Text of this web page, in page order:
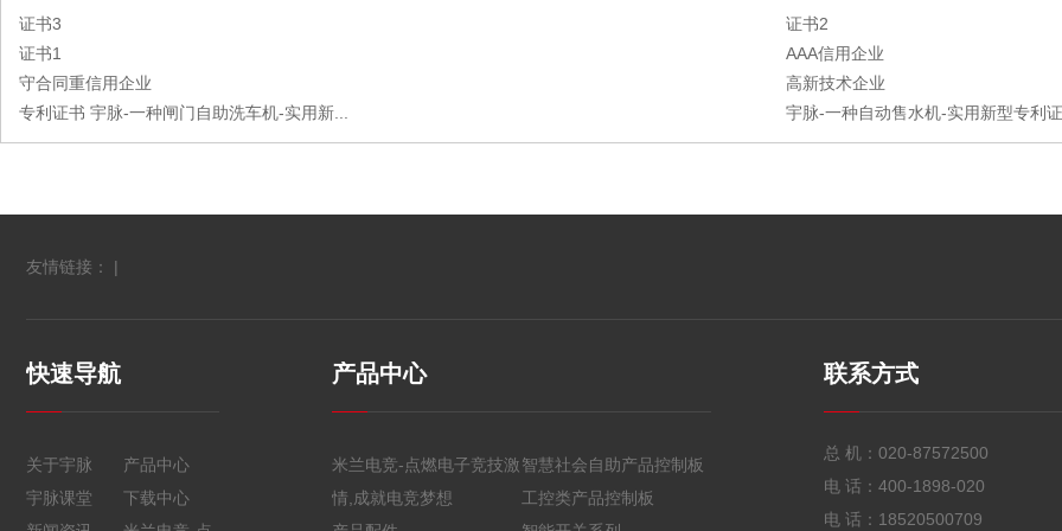
证书3
证书2
证书1
AAA信用企业
守合同重信用企业
高新技术企业
专利证书 宇脉-一种闸门自助洗车机-实用新...
宇脉-一种自动售水机-实用新型专利
友情链接： |
快速导航
关于宇脉
产品中心
宇脉课堂
下载中心
产品中心
米兰电竞-点燃电子竞技激
情,成就电竞梦想
智慧社会自助产品控制板
工控类产品控制板
联系方式
总 机： 020-87572500
电 话： 400-1898-020
电 话： 18520500709